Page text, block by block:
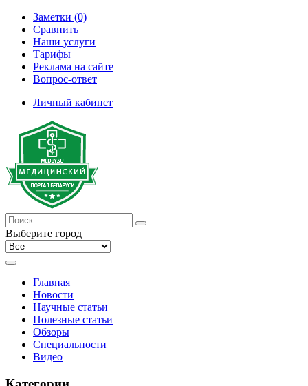
Заметки (0)
Сравнить
Наши услуги
Тарифы
Реклама на сайте
Вопрос-ответ
Личный кабинет
Выберите город
Главная
Новости
Научные статьи
Полезные статьи
Обзоры
Специальности
Видео